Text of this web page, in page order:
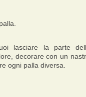
lasciare la parte
decorare con un
ogni palla diversa.